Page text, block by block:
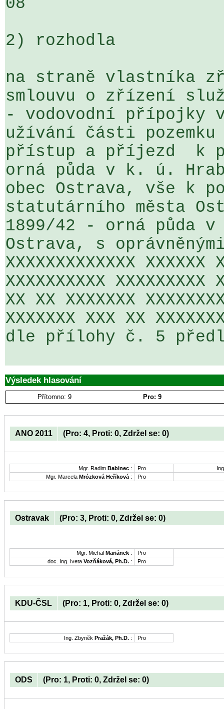
08
2) rozhodla
na straně vlastníka
smlouvu o zřízení
- vodovodní přípojky
užívání části
přístup a příjezd  k
orná půda v k. ú.
obec Ostrava, vše k
statutárního města
1899/42 - orná půda
Ostrava, s
XXXXXXXXXXXXX XXXXXX
XXXXXXXXXX XXXXXXXXX
XX XX XXXXXXX
XXXXXXX XXX XX
dle přílohy č. 5
Výsledek hlasování
Přítomno: 9 Pro: 9
ANO 2011 (Pro: 4, Proti: 0, Zdržel se: 0)
Mgr. Radim Babinec : Pro
Mgr. Marcela Mrózková Heříková : Pro
Ostravak (Pro: 3, Proti: 0, Zdržel se: 0)
Mgr. Michal Mariánek :
Pro
doc. Ing. Iveta Vozňáková, Ph.D. : Pro
KDU-ČSL (Pro: 1, Proti: 0, Zdržel se: 0)
Ing. Zbyněk Pražák, Ph.D. : Pro
ODS (Pro: 1, Proti: 0, Zdržel se: 0)